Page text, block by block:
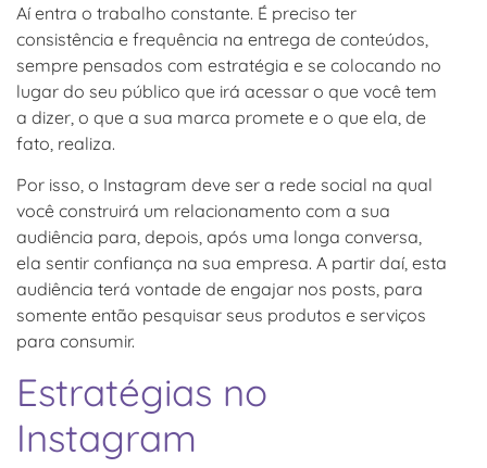
Aí entra o trabalho constante. É preciso ter
consistência e frequência na entrega de conteúdos,
sempre pensados com estratégia e se colocando no
lugar do seu público que irá acessar o que você tem
a dizer, o que a sua marca promete e o que ela, de
fato, realiza.
Por isso, o Instagram deve ser a rede social na qual
você construirá um relacionamento com a sua
audiência para, depois, após uma longa conversa,
ela sentir confiança na sua empresa. A partir daí, esta
audiência terá vontade de engajar nos posts, para
somente então pesquisar seus produtos e serviços
para consumir.
Estratégias no
Instagram